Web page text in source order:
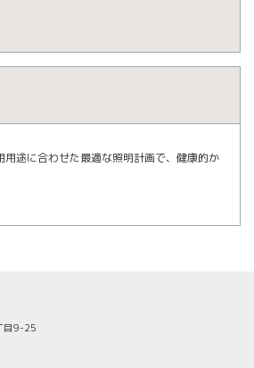
用途に合わせた最適な照明計画で、健康的か
目9-25